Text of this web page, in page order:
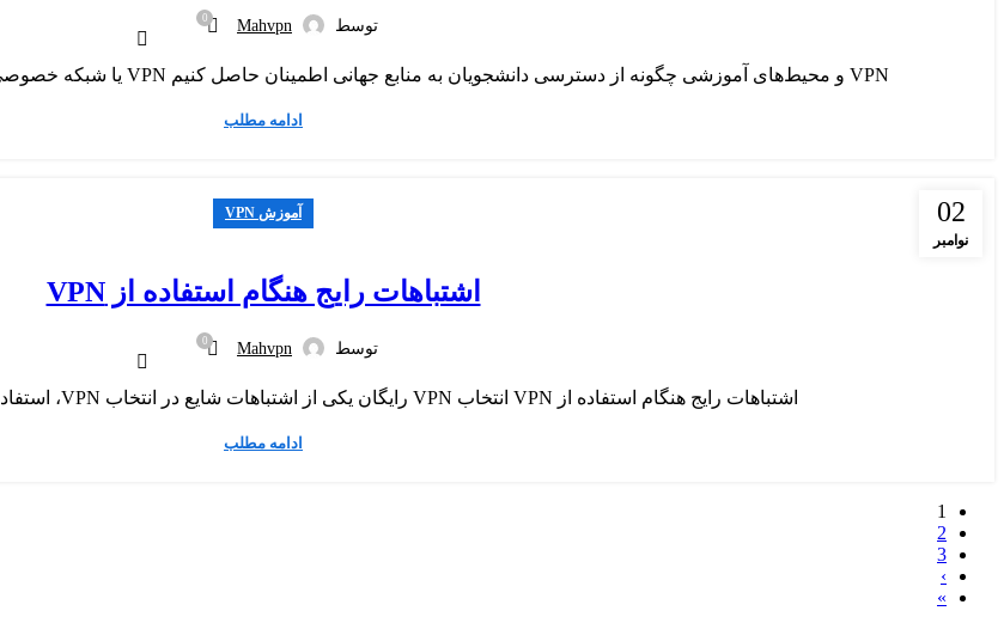
توسط Mahvpn
0
VPN و محیط‌های آموزشی چگونه از دسترسی دانشجویان به منابع جهانی اطمینان حاصل کنیم VPN یا شبکه خصوصی مجازی ابزاری است که امکان دسترسی ای...
ادامه مطلب
02
نوامبر
آموزش VPN
اشتباهات رایج هنگام استفاده از VPN
توسط Mahvpn
0
اشتباهات رایج هنگام استفاده از VPN انتخاب VPN رایگان یکی از اشتباهات شایع در انتخاب VPN، استفاده از سرویس‌های رایگان است. ب...
ادامه مطلب
1
2
3
›
»